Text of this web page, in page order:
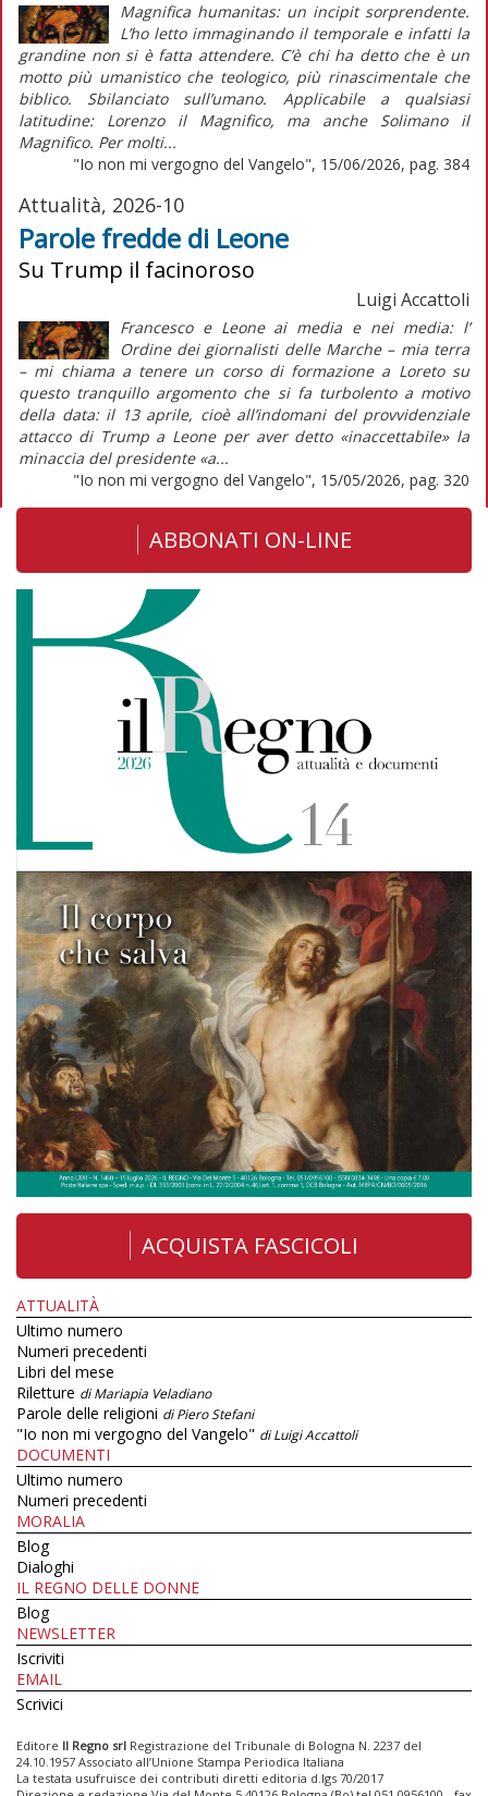
Magnifica humanitas: un incipit sorprendente.
L’ho letto immaginando il temporale e infatti la
grandine non si è fatta attendere. C’è chi ha detto che è un
motto più umanistico che teologico, più rinascimentale che
biblico. Sbilanciato sull’umano. Applicabile a qualsiasi
latitudine: Lorenzo il Magnifico, ma anche Solimano il
Magnifico. Per molti...
"Io non mi vergogno del Vangelo", 15/06/2026, pag. 384
Attualità, 2026-10
Parole fredde di Leone
Su Trump il facinoroso
Luigi Accattoli
Francesco e Leone ai media e nei media: l’
Ordine dei giornalisti delle Marche – mia terra
– mi chiama a tenere un corso di formazione a Loreto su
questo tranquillo argomento che si fa turbolento a motivo
della data: il 13 aprile, cioè all’indomani del provvidenziale
attacco di Trump a Leone per aver detto «inaccettabile» la
minaccia del presidente «a...
"Io non mi vergogno del Vangelo", 15/05/2026, pag. 320
ABBONATI ON-LINE
ACQUISTA FASCICOLI
ATTUALITÀ
Ultimo numero
Numeri precedenti
Libri del mese
Riletture di Mariapia Veladiano
Parole delle religioni di Piero Stefani
"Io non mi vergogno del Vangelo" di Luigi Accattoli
DOCUMENTI
Ultimo numero
Numeri precedenti
MORALIA
Blog
Dialoghi
IL REGNO DELLE DONNE
Blog
NEWSLETTER
Iscriviti
EMAIL
Scrivici
Editore Il Regno srl Registrazione del Tribunale di Bologna N. 2237 del
24.10.1957 Associato all’Unione Stampa Periodica Italiana
La testata usufruisce dei contributi diretti editoria d.lgs 70/2017